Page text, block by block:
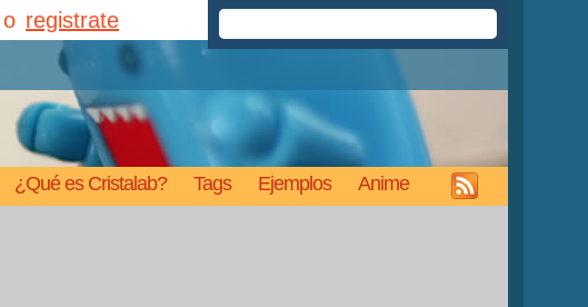
¿Qué es Cristalab? Tags Ejemplos Anime
registrate